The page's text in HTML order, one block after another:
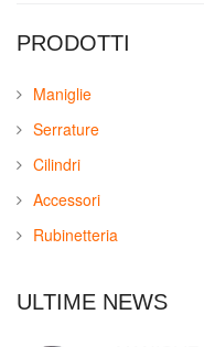
PRODOTTI
Maniglie
Serrature
Cilindri
Accessori
Rubinetteria
ULTIME NEWS